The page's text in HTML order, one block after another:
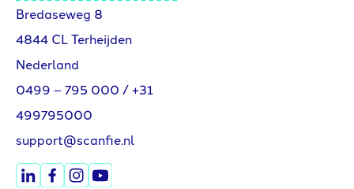
Bredaseweg 8
4844 CL Terheijden
Nederland
0499 – 795 000 /+31
499795000
support@scanfie.nl